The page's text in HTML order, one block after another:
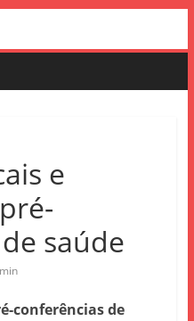
e
saúde
conferências de